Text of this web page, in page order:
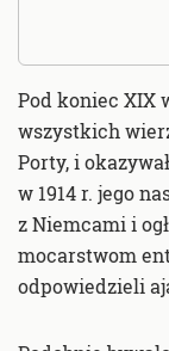
Pod koniec XIX
wszystkich
Porty, i
w 1914 r. jego
z Niemcami i
mocarstwom
odpowiedzieli